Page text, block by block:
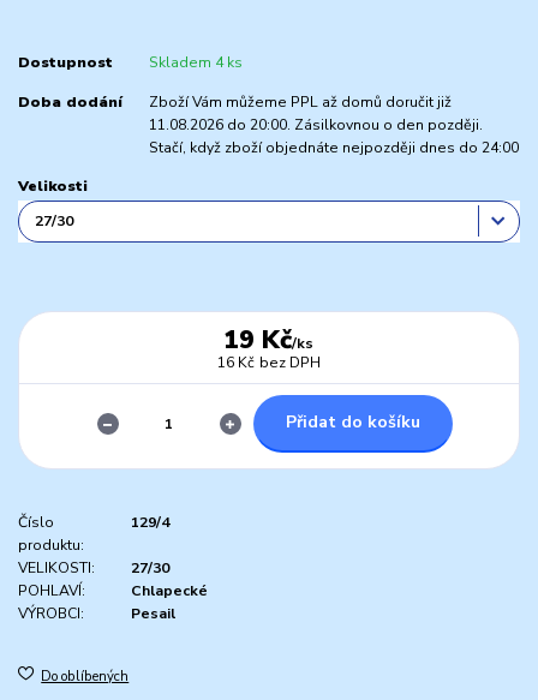
Dostupnost Skladem 4 ks
Doba dodání
Zboží Vám můžeme PPL až domů doručit již
11.08.2026 do 20:00. Zásilkovnou o den později.
Stačí, když zboží objednáte nejpozději dnes do 24:00
Velikosti
19 Kč/ks
16 Kč bez DPH
Přidat do košíku
Číslo
produktu:
129/4
VELIKOSTI:
27/30
POHLAVÍ:
Chlapecké
VÝROBCI:
Pesail
Do oblíbených